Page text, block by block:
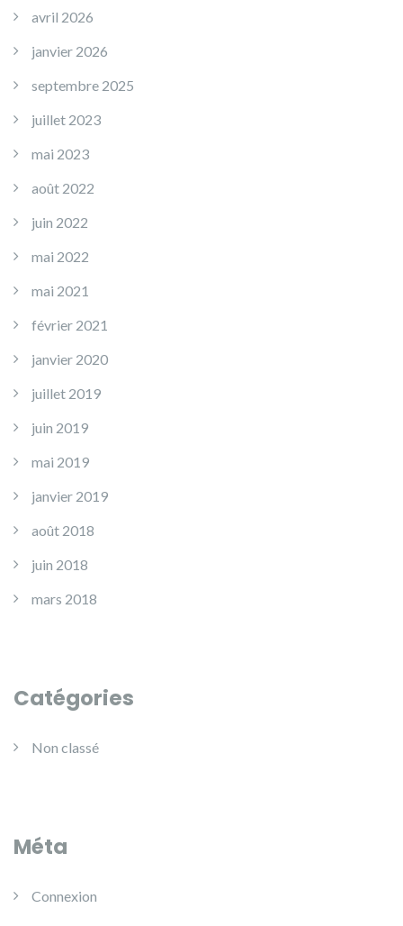
avril 2026
janvier 2026
septembre 2025
juillet 2023
mai 2023
août 2022
juin 2022
mai 2022
mai 2021
février 2021
janvier 2020
juillet 2019
juin 2019
mai 2019
janvier 2019
août 2018
juin 2018
mars 2018
Catégories
Non classé
Méta
Connexion